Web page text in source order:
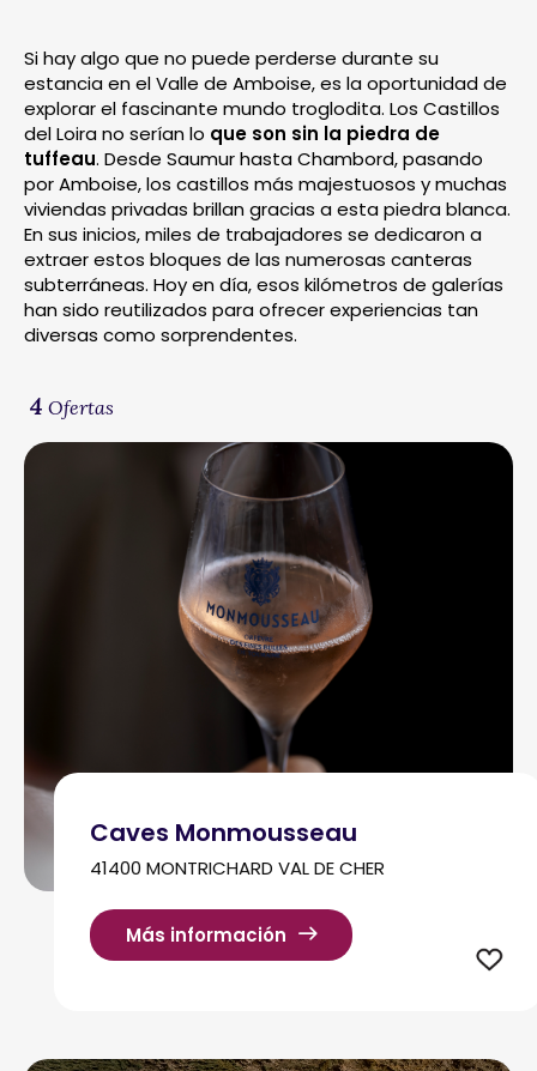
Si hay algo que no puede perderse durante su
estancia en el Valle de Amboise, es la oportunidad de
explorar el fascinante mundo troglodita. Los Castillos
del Loira no serían lo que son sin la piedra de
tuffeau. Desde Saumur hasta Chambord, pasando
por Amboise, los castillos más majestuosos y muchas
viviendas privadas brillan gracias a esta piedra blanca.
En sus inicios, miles de trabajadores se dedicaron a
extraer estos bloques de las numerosas canteras
subterráneas. Hoy en día, esos kilómetros de galerías
han sido reutilizados para ofrecer experiencias tan
diversas como sorprendentes.
4 Ofertas
Caves Monmousseau
41400 MONTRICHARD VAL DE CHER
Más información